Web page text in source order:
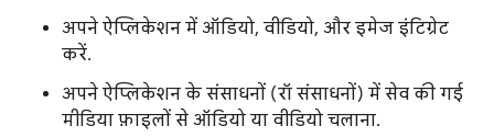
अपने ऐप्लिकेशन में ऑडियो, वीडियो, और इमेज इंटिग्रेट
करें.
अपने ऐप्लिकेशन के संसाधनों (रॉ संसाधनों) में सेव की गई
मीडिया फ़ाइलों से ऑडियो या वीडियो चलाना.